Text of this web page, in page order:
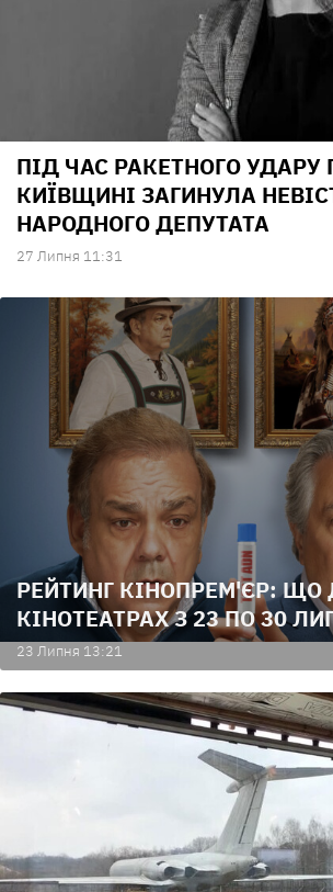
ПІД ЧАС РАКЕТНОГО УДАРУ
КИЇВЩИНІ ЗАГИНУЛА
НАРОДНОГО ДЕПУТАТА
27 Липня 11:31
РЕЙТИНГ КІНОПРЕМ'ЄР: ЩО
КІНОТЕАТРАХ З 23 ПО 30
23 Липня 13:21